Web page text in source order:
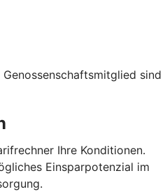
sind
Ihre Konditionen.
Einsparpotenzial im